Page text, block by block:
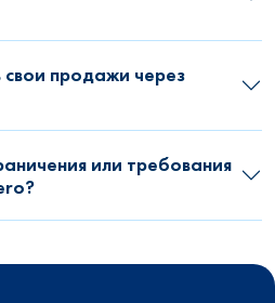
свои продажи через
или требования